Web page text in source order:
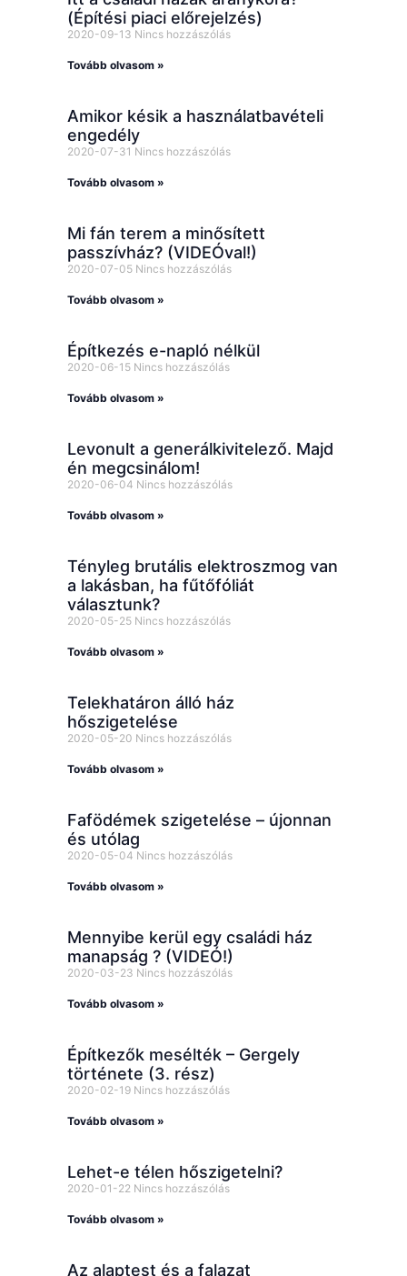
(Építési piaci előrejelzés)
2020-09-13 Nincs hozzászólás
Tovább olvasom »
Amikor késik a használatbavételi
engedély
2020-07-31 Nincs hozzászólás
Tovább olvasom »
Mi fán terem a minősített
passzívház? (VIDEÓval!)
2020-07-05 Nincs hozzászólás
Tovább olvasom »
Építkezés e-napló nélkül
2020-06-15 Nincs hozzászólás
Tovább olvasom »
Levonult a generálkivitelező. Majd
én megcsinálom!
2020-06-04 Nincs hozzászólás
Tovább olvasom »
Tényleg brutális elektroszmog van
a lakásban, ha fűtőfóliát
választunk?
2020-05-25 Nincs hozzászólás
Tovább olvasom »
Telekhatáron álló ház
hőszigetelése
2020-05-20 Nincs hozzászólás
Tovább olvasom »
Fafödémek szigetelése – újonnan
és utólag
2020-05-04 Nincs hozzászólás
Tovább olvasom »
Mennyibe kerül egy családi ház
manapság ? (VIDEÓ!)
2020-03-23 Nincs hozzászólás
Tovább olvasom »
Építkezők mesélték – Gergely
története (3. rész)
2020-02-19 Nincs hozzászólás
Tovább olvasom »
Lehet-e télen hőszigetelni?
2020-01-22 Nincs hozzászólás
Tovább olvasom »
Az alaptest és a falazat